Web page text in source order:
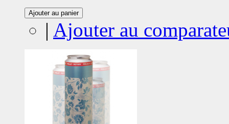
Ajouter au panier
| Ajouter au